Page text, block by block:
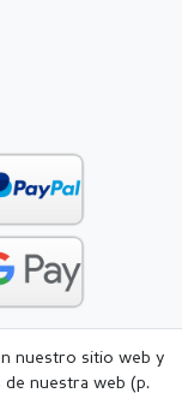
nuestro sitio web y
nuestra web (p.